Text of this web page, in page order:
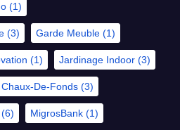
(1)
(3) Garde Meuble (1)
(1) Jardinage Indoor (3)
Chaux-De-Fonds (3)
(6) MigrosBank (1)